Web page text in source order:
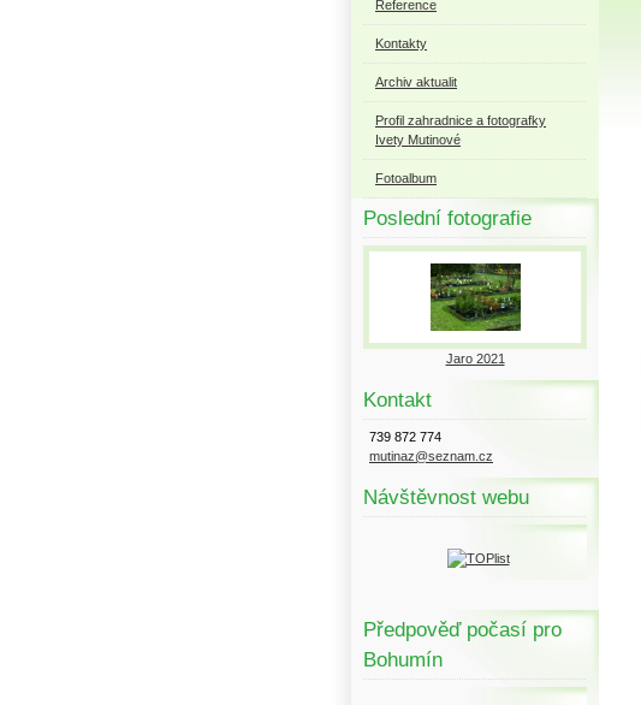
Reference
Kontakty
Archiv aktualit
Profil zahradnice a fotografky
Ivety Mutinové
Fotoalbum
Poslední fotografie
Jaro 2021
Kontakt
739 872 774
mutinaz@seznam.cz
Návštěvnost webu
Předpověď počasí pro
Bohumín